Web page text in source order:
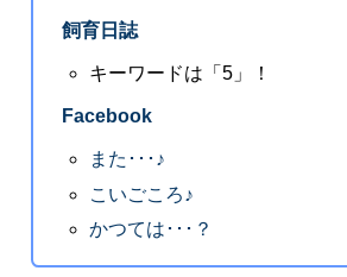
飼育日誌
キーワードは「5」！
Facebook
また･･･♪
こいごころ♪
かつては･･･？